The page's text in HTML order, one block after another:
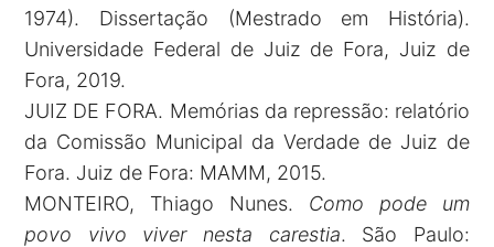
1974). Dissertação (Mestrado em História).
Universidade Federal de Juiz de Fora, Juiz de
Fora, 2019.
JUIZ DE FORA. Memórias da repressão: relatório
da Comissão Municipal da Verdade de Juiz de
Fora. Juiz de Fora: MAMM, 2015.
MONTEIRO, Thiago Nunes. Como pode um
povo vivo viver nesta carestia. São Paulo: